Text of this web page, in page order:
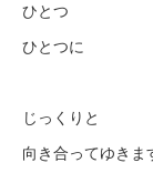
ひとつ
ひとつに
じっくりと
向き合ってゆきま